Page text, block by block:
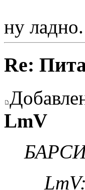
ну ладно.
Re:
LmV
LmV: